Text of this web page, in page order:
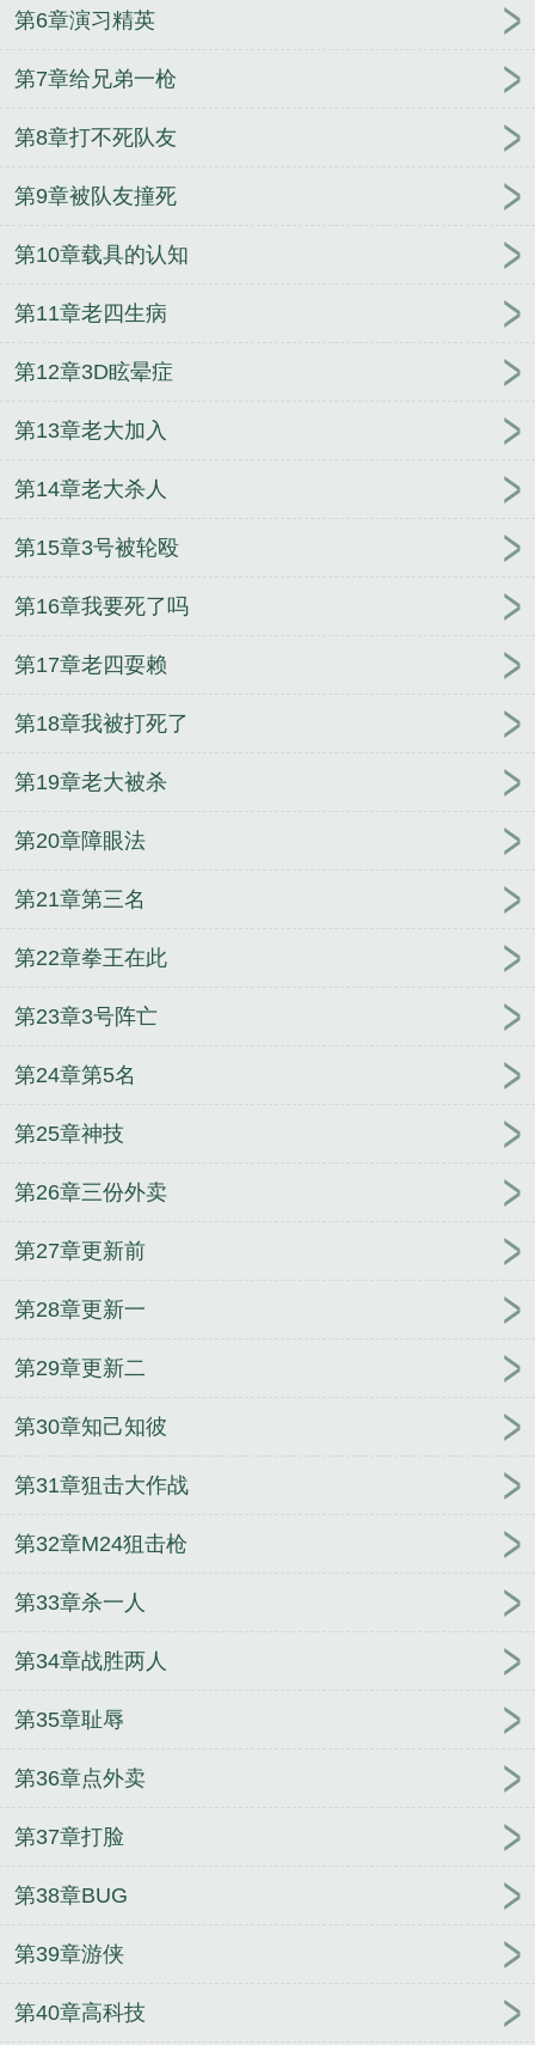
第6章演习精英
第7章给兄弟一枪
第8章打不死队友
第9章被队友撞死
第10章载具的认知
第11章老四生病
第12章3D眩晕症
第13章老大加入
第14章老大杀人
第15章3号被轮殴
第16章我要死了吗
第17章老四耍赖
第18章我被打死了
第19章老大被杀
第20章障眼法
第21章第三名
第22章拳王在此
第23章3号阵亡
第24章第5名
第25章神技
第26章三份外卖
第27章更新前
第28章更新一
第29章更新二
第30章知己知彼
第31章狙击大作战
第32章M24狙击枪
第33章杀一人
第34章战胜两人
第35章耻辱
第36章点外卖
第37章打脸
第38章BUG
第39章游侠
第40章高科技